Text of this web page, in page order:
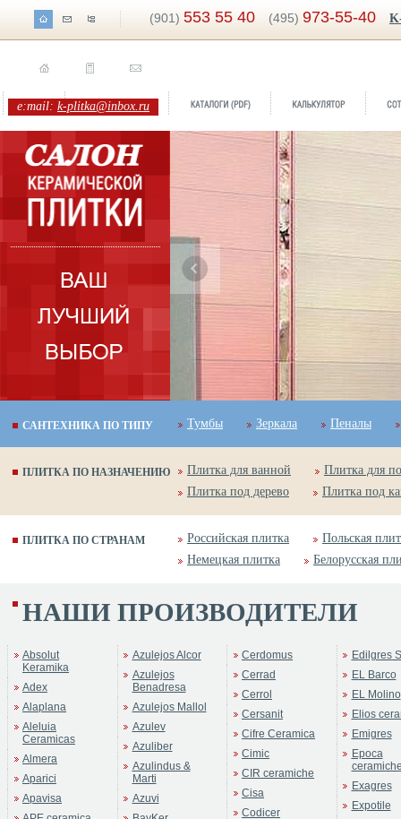
(901) 553 55 40 (495) 973-55-40
e:mail: k-plitka@inbox.ru
Berlin
САНТЕХНИКА ПО ТИПУ Тумбы Зеркала Пеналы
ПЛИТКА ПО НАЗНАЧЕНИЮ Плитка для ванной
Плитка для
Плитка под дерево
Плитка под
ПЛИТКА ПО СТРАНАМ Российская плитка
Польская
Немецкая плитка
Белорусская
НАШИ ПРОИЗВОДИТЕЛИ
Absolut
Keramika
Adex
Alaplana
Aleluia
Ceramicas
Almera
Aparici
Apavisa
Azulejos Alcor
Azulejos
Benadresa
Azulejos Mallol
Azulev
Azuliber
Azulindus &
Marti
Azuvi
Cerdomus
Cerrad
Cerrol
Cersanit
Cifre Ceramica
Cimic
CIR ceramiche
Cisa
Codicer
Edilgres
EL Barco
EL Molino
Elios
Emigres
Epoca
Exagres
Expotile